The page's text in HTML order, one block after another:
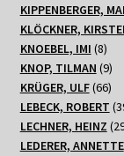
KIPPENBERGER,
KLÖCKNER,
KNOEBEL, IMI 88
KNOP, TILMAN 99
KRÜGER, ULF 6666
LEBECK, ROBERT
LECHNER, HEINZ
LEDERER, ANNETTE